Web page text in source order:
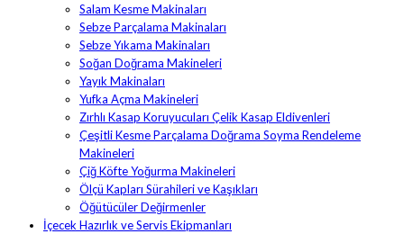
Salam Kesme Makinaları
Sebze Parçalama Makinaları
Sebze Yıkama Makinaları
Soğan Doğrama Makineleri
Yayık Makinaları
Yufka Açma Makineleri
Zırhlı Kasap Koruyucuları Çelik Kasap Eldivenleri
Çeşitli Kesme Parçalama Doğrama Soyma Rendeleme
Makineleri
Çiğ Köfte Yoğurma Makineleri
Ölçü Kapları Sürahileri ve Kaşıkları
Öğütücüler Değirmenler
İçecek Hazırlık ve Servis Ekipmanları